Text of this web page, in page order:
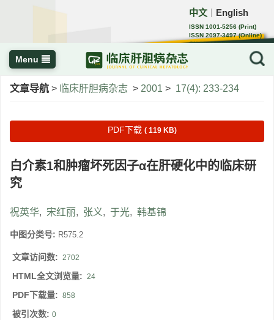
中文 English
ISSN 1001-5256 (Print)
ISSN 2097-3497 (Online)
CN 22-1108/R
Menu
文章导航 > 临床肝胆病杂志 > 2001 > 17(4): 233-234
PDF下载 ( 119 KB)
白介素1和肿瘤坏死因子α在肝硬化中的临床研
究
祝英华, 宋红丽, 张义, 于光, 韩基锦
中图分类号: R575.2
文章访问数: 2702
HTML全文浏览量: 24
PDF下载量: 858
被引次数: 0